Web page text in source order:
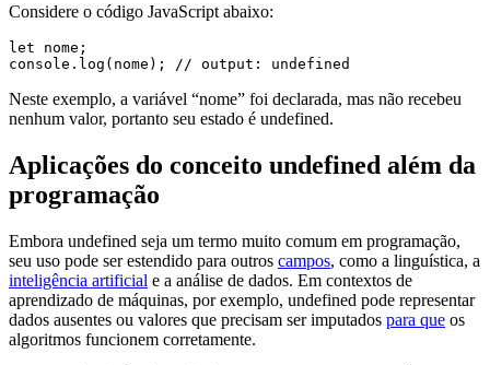
Considere o código JavaScript abaixo:
let nome;
Neste exemplo, a variável “nome” foi declarada, mas não recebeu
nenhum valor, portanto seu estado é undefined.
Aplicações do conceito undefined além da
programação
Embora undefined seja um termo muito comum em programação,
seu uso pode ser estendido para outros campos, como a linguística, a
inteligência artificial e a análise de dados. Em contextos de
aprendizado de máquinas, por exemplo, undefined pode representar
dados ausentes ou valores que precisam ser imputados para que os
algoritmos funcionem corretamente.